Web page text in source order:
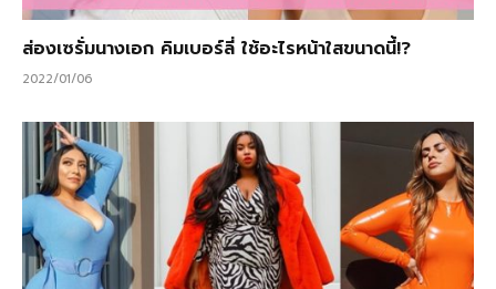
ส่องเซรั่มนางเอก คิมเบอร์ลี่ ใช้อะไรหน้าใสขนาดนี้!?
2022/01/06